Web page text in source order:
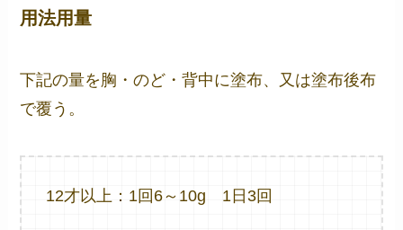
用法用量
下記の量を胸・のど・背中に塗布、又は塗布後布
で覆う。
12才以上：1回6～10g 1日3回